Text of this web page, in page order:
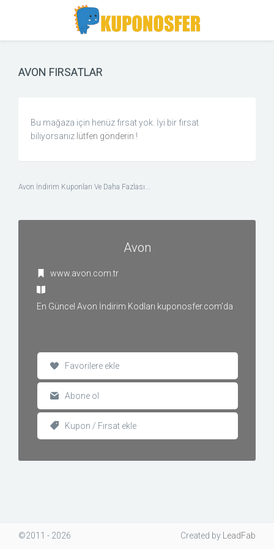
navigation
AVON FIRSATLAR
Bu mağaza için henüz fırsat yok. İyi bir fırsat
biliyorsanız lütfen gönderin !
Avon İndirim Kuponları Ve Daha Fazlası...
Avon
www.avon.com.tr
En Güncel Avon İndirim Kodları kuponosfer.com'da
Favorilere ekle
Abone ol
Kupon / Fırsat ekle
©2011 - 2026 Created by LeadFab